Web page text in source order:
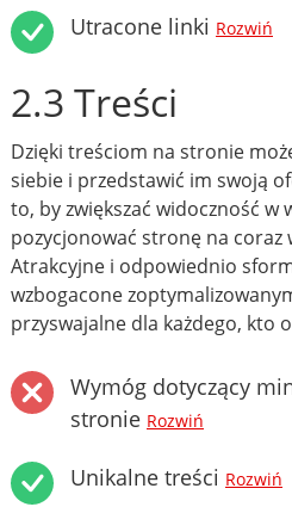
Utracone linki Rozwiń
2.3 Treści
Dzięki treściom na stronie
siebie i przedstawić im swoją
to, by zwiększać widoczność w
pozycjonować stronę na coraz
Atrakcyjne i odpowiednio
wzbogacone
przyswajalne dla każdego, kto
Wymóg dotyczący
stronie Rozwiń
Unikalne treści Rozwiń